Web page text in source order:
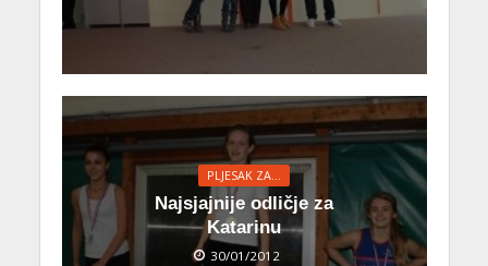
PLJESAK ZA...
Najsjajnije odličje za
Katarinu
30/01/2012